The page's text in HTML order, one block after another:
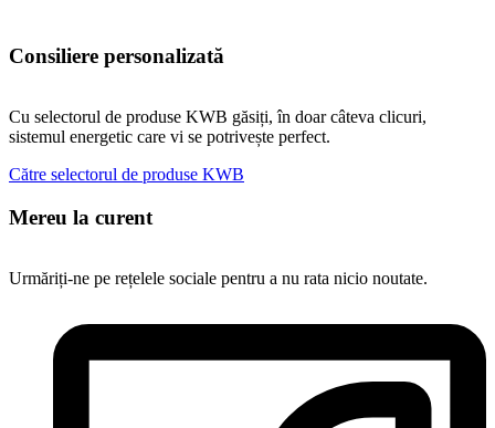
Consiliere personalizată
Cu selectorul de produse KWB găsiți, în doar câteva clicuri,
sistemul energetic care vi se potrivește perfect.
Către selectorul de produse KWB
Mereu la curent
Urmăriți-ne pe rețelele sociale pentru a nu rata nicio noutate.